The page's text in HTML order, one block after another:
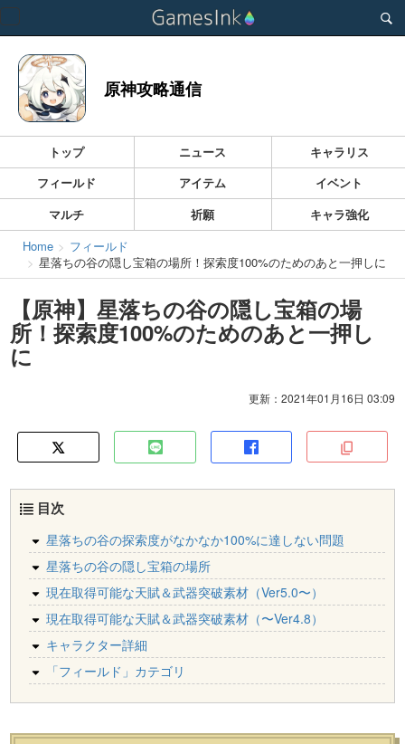
Toggle
原神攻略通信
トップ ニュース
キャラリス
フィールド
アイテム
イベント
マルチ
祈願
キャラ強化
Home
フィールド
星落ちの谷の隠し宝箱の場所！探索度100%のためのあと一押しに
【原神】星落ちの谷の隠し宝箱の場
所！探索度100%のためのあと一押し
に
更新：2021年01月16日 03:09
目次
星落ちの谷の探索度がなかなか100%に達しない問題
星落ちの谷の隠し宝箱の場所
現在取得可能な天賦＆武器突破素材（Ver5.0〜）
現在取得可能な天賦＆武器突破素材（〜Ver4.8）
キャラクター詳細
「フィールド」カテゴリ